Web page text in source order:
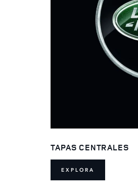
TAPAS CENTRALES
EXPLORA